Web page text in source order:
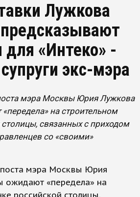
Лужкова
для «Интеко» -
экс-мэра
мэра Москвы Юрия Лужкова
на строительном
связанных с приходом
со «своими»
поста мэра Москвы Юрия
ожидают «передела» на